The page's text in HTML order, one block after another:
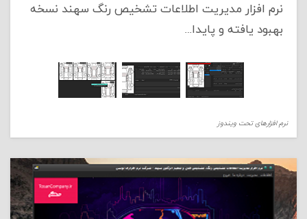
نرم افزار مدیریت اطلاعات تشخیص رنگ سهند نسخه
بهبود یافته و پایدا…
نرم افزارهای تحت ویندوز